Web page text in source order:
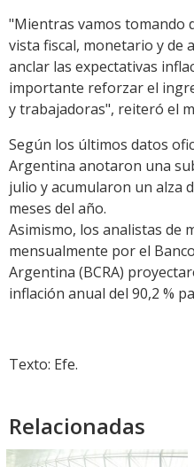
"Mientras vamos tomando
vista fiscal, monetario y de
anclar las expectativas
importante reforzar el
y trabajadoras", reiteró el
Según los últimos datos
Argentina anotaron una
julio y acumularon un alza
meses del año.
Asimismo, los analistas de
mensualmente por el
Argentina (BCRA)
inflación anual del 90,2 %
Texto: Efe.
Relacionadas